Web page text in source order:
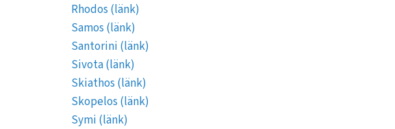
Rhodos (länk)
Samos (länk)
Santorini (länk)
Sivota (länk)
Skiathos (länk)
Skopelos (länk)
Symi (länk)